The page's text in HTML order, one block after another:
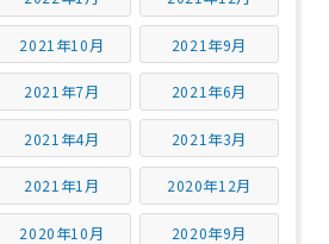
2021年10月 2021年9月
2021年7月 2021年6月
2021年4月 2021年3月
2021年1月 2020年12月
2020年10月 2020年9月